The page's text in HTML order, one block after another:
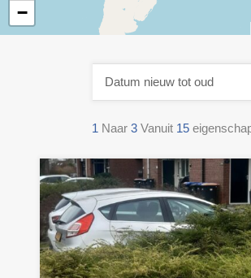
−
1 Naar 3 Vanuit 15
Datum nieuw tot oud